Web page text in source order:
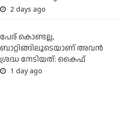
2 days ago
പേര് കൊണ്ടല്ല,
ബാറ്റിങ്ങിലൂടെയാണ് അവൻ
ശ്രദ്ധ നേടിയത്: കൈഫ്
1 day ago